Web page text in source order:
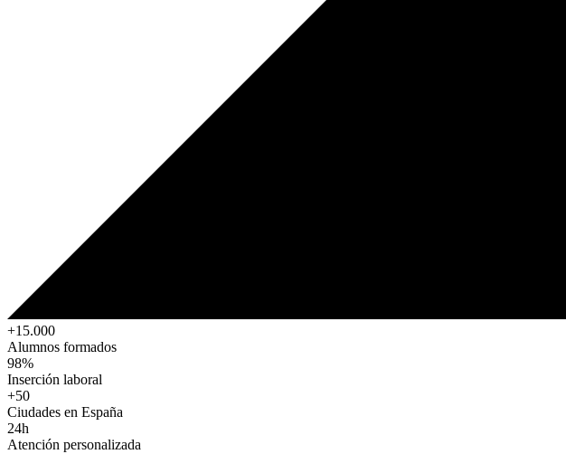
+15.000
Alumnos formados
98%
Inserción laboral
+50
Ciudades en España
24h
Atención personalizada